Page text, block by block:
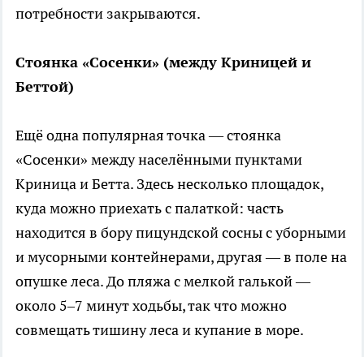
потребности закрываются.
Стоянка «Сосенки» (между Криницей и
Беттой)
Ещё одна популярная точка — стоянка
«Сосенки» между населёнными пунктами
Криница и Бетта. Здесь несколько площадок,
куда можно приехать с палаткой: часть
находится в бору пицундской сосны с уборными
и мусорными контейнерами, другая — в поле на
опушке леса. До пляжа с мелкой галькой —
около 5–7 минут ходьбы, так что можно
совмещать тишину леса и купание в море.